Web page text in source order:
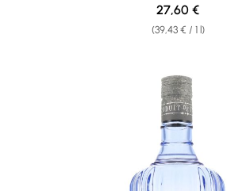
(39,43 € / 1 l)
Regular price:
27,60 €